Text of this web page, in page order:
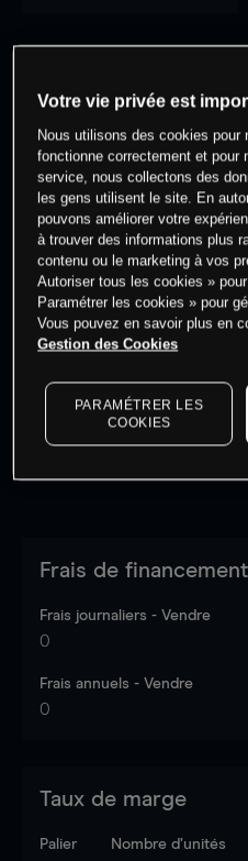
cet actif
Les prix sont indicatifs.
dernières données du
Frais de financement
Frais journaliers - Vendre
0
Frais annuels - Vendre
0
Taux de marge
Palier Nombre d’unités
Votre vie privée est
Nous utilisons des cookies pour
fonctionne correctement et pour
service, nous collectons des
les gens utilisent le site. En
pouvons améliorer votre
à trouver des informations plus
contenu ou le marketing à vos
Autoriser tous les cookies »
Paramétrer les cookies » pour
Vous pouvez en savoir plus en
Gestion des Cookies
PARAMÉTRER LES
COOKIES